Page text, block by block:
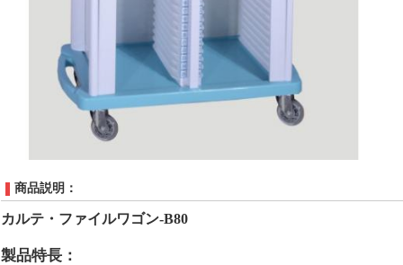
商品説明：
カルテ・ファイルワゴン-B80
製品特長：